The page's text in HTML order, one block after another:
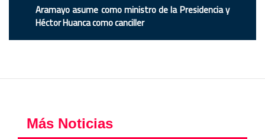
Aramayo asume como ministro de la Presidencia y
Héctor Huanca como canciller
Más Noticias